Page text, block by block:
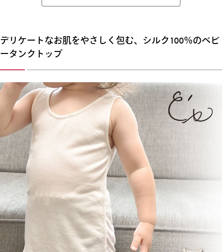
デリケートなお肌をやさしく包む、シルク100％のベビ
ータンクトップ